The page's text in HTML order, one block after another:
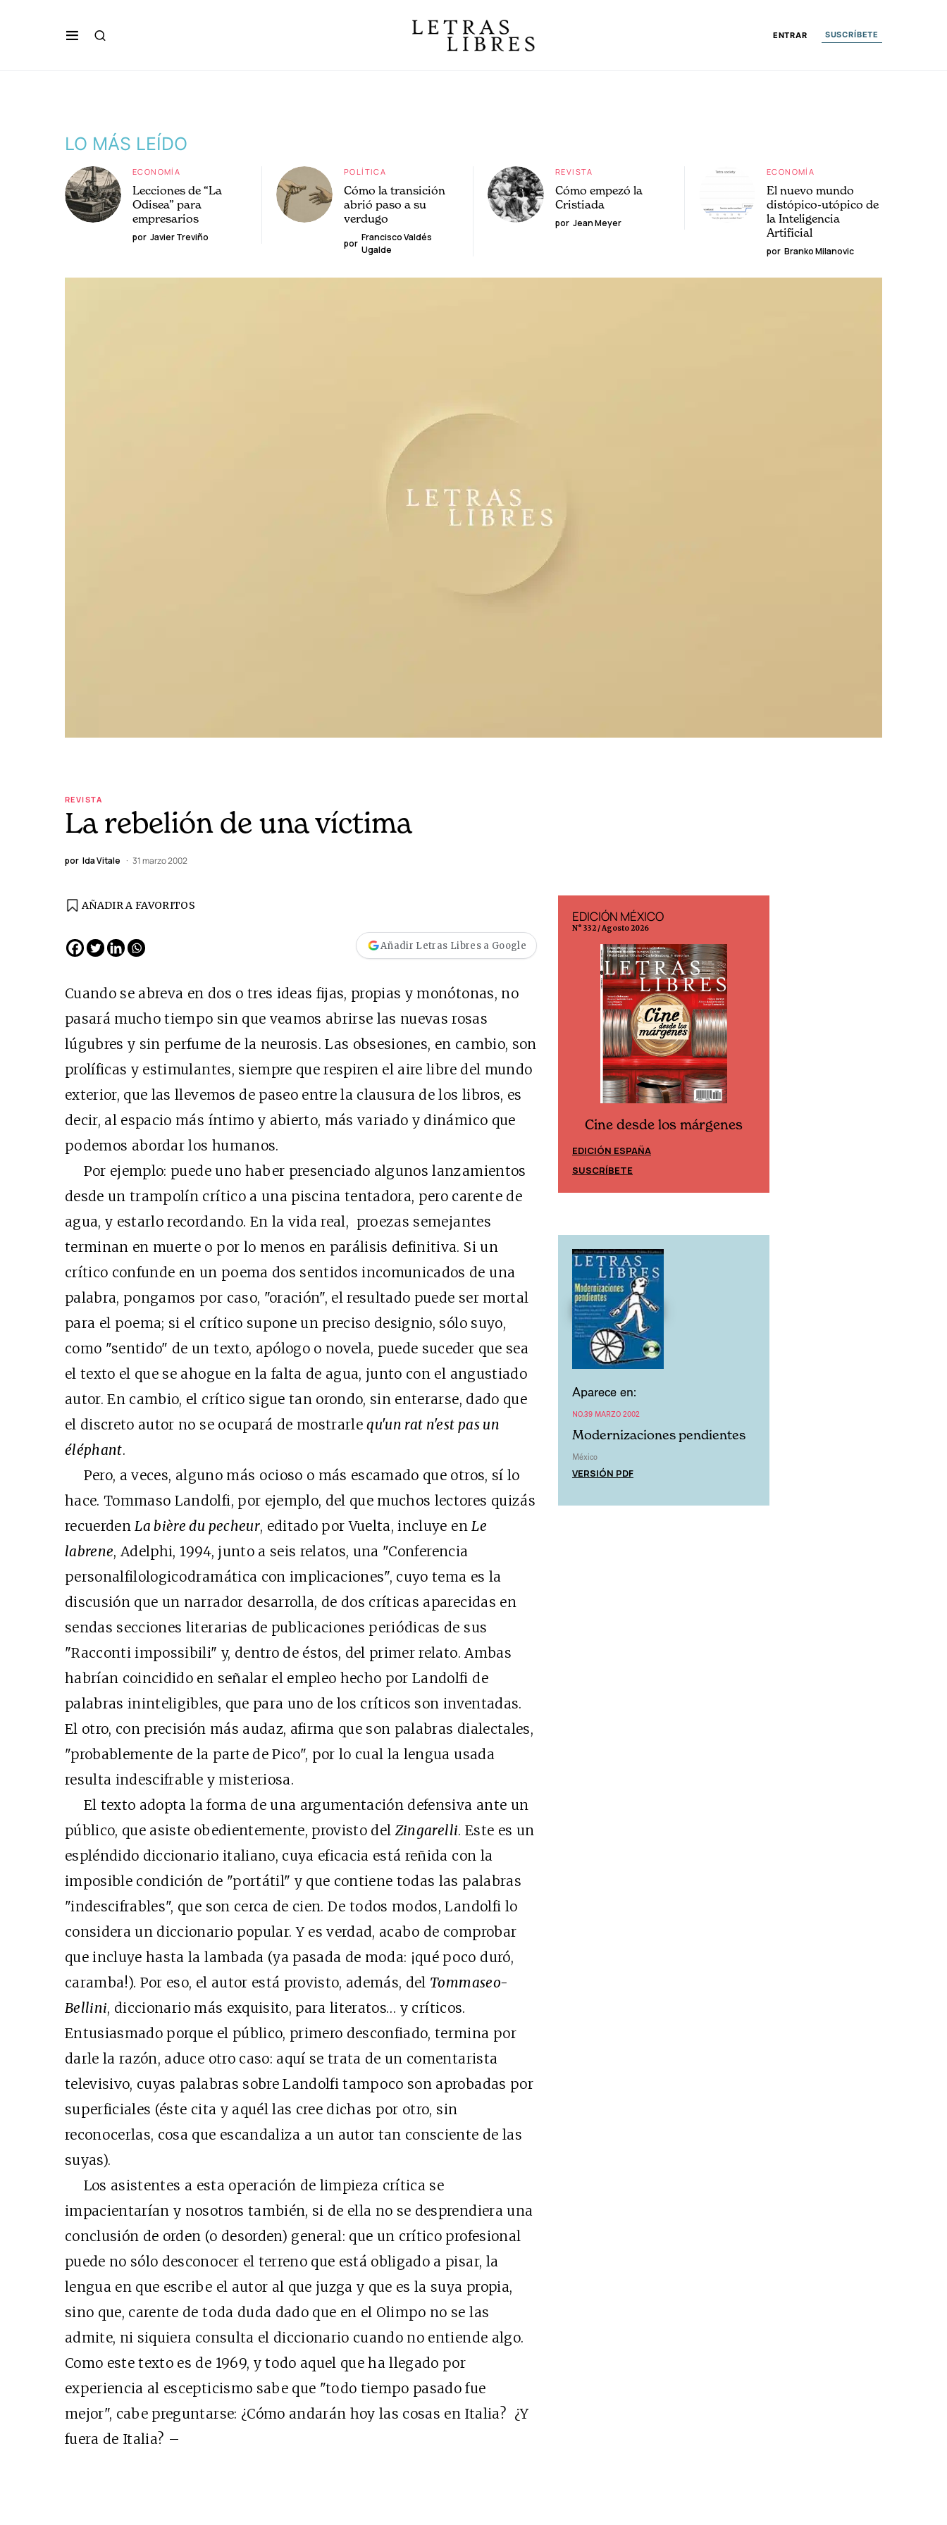
ENTRAR SUSCRÍBETE
LO MÁS LEÍDO
ECONOMÍA
Lecciones de “La
Odisea” para
empresarios
por Javier Treviño
POLÍTICA
Cómo la transición
abrió paso a su
verdugo
por
Francisco Valdés
Ugalde
REVISTA
Cómo empezó la
Cristiada
por Jean Meyer
ECONOMÍA
El nuevo mundo
distópico-utópico de
la Inteligencia
Artificial
por Branko Milanovic
REVISTA
La rebelión de una víctima
por Ida Vitale 31 marzo 2002
AÑADIR A FAVORITOS
Añadir Letras Libres a Google
Cuando se abreva en dos o tres ideas fijas, propias y monótonas, no
pasará mucho tiempo sin que veamos abrirse las nuevas rosas
lúgubres y sin perfume de la neurosis. Las obsesiones, en cambio, son
prolíficas y estimulantes, siempre que respiren el aire libre del mundo
exterior, que las llevemos de paseo entre la clausura de los libros, es
decir, al espacio más íntimo y abierto, más variado y dinámico que
podemos abordar los humanos.
Por ejemplo: puede uno haber presenciado algunos lanzamientos
desde un trampolín crítico a una piscina tentadora, pero carente de
agua, y estarlo recordando. En la vida real, proezas semejantes
terminan en muerte o por lo menos en parálisis definitiva. Si un
crítico confunde en un poema dos sentidos incomunicados de una
palabra, pongamos por caso, "oración", el resultado puede ser mortal
para el poema; si el crítico supone un preciso designio, sólo suyo,
como "sentido" de un texto, apólogo o novela, puede suceder que sea
el texto el que se ahogue en la falta de agua, junto con el angustiado
autor. En cambio, el crítico sigue tan orondo, sin enterarse, dado que
el discreto autor no se ocupará de mostrarlequ'un rat n'est pas un
éléphant.
Pero, a veces, alguno más ocioso o más escamado que otros, sí lo
hace. Tommaso Landolfi, por ejemplo, del que muchos lectores quizás
recuerdenLa bière du pecheur, editado por Vuelta, incluye enLe
labrene, Adelphi, 1994, junto a seis relatos, una "Conferencia
personalfilologicodramática con implicaciones", cuyo tema es la
discusión que un narrador desarrolla, de dos críticas aparecidas en
sendas secciones literarias de publicaciones periódicas de sus
"Racconti impossibili" y, dentro de éstos, del primer relato. Ambas
habrían coincidido en señalar el empleo hecho por Landolfi de
palabras ininteligibles, que para uno de los críticos son inventadas.
El otro, con precisión más audaz, afirma que son palabras dialectales,
"probablemente de la parte de Pico", por lo cual la lengua usada
resulta indescifrable y misteriosa.
El texto adopta la forma de una argumentación defensiva ante un
público, que asiste obedientemente, provisto del Zingarelli. Este es un
espléndido diccionario italiano, cuya eficacia está reñida con la
imposible condición de "portátil" y que contiene todas las palabras
"indescifrables", que son cerca de cien. De todos modos, Landolfi lo
considera un diccionario popular. Y es verdad, acabo de comprobar
que incluye hasta la lambada (ya pasada de moda: ¡qué poco duró,
caramba!). Por eso, el autor está provisto, además, del Tommaseo-
Bellini, diccionario más exquisito, para literatos… y críticos.
Entusiasmado porque el público, primero desconfiado, termina por
darle la razón, aduce otro caso: aquí se trata de un comentarista
televisivo, cuyas palabras sobre Landolfi tampoco son aprobadas por
superficiales (éste cita y aquél las cree dichas por otro, sin
reconocerlas, cosa que escandaliza a un autor tan consciente de las
suyas).
Los asistentes a esta operación de limpieza crítica se
impacientarían y nosotros también, si de ella no se desprendiera una
conclusión de orden (o desorden) general: que un crítico profesional
puede no sólo desconocer el terreno que está obligado a pisar, la
lengua en que escribe el autor al que juzga y que es la suya propia,
sino que, carente de toda duda dado que en el Olimpo no se las
admite, ni siquiera consulta el diccionario cuando no entiende algo.
Como este texto es de 1969, y todo aquel que ha llegado por
experiencia al escepticismo sabe que "todo tiempo pasado fue
mejor", cabe preguntarse: ¿Cómo andarán hoy las cosas en Italia? ¿Y
fuera de Italia? –
Cine desde los márgenes
SUSCRÍBETE
EDICIÓN MÉXICO
N° 332 / Agosto 2026
Cine desde los márgenes
EDICIÓN ESPAÑA
SUSCRÍBETE
Aparece en:
NO.39 MARZO 2002
Modernizaciones pendientes
México
VERSIÓN PDF